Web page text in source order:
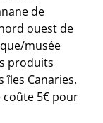
de
ouest de
musée
produits
îles Canaries.
coûte 5€ pour